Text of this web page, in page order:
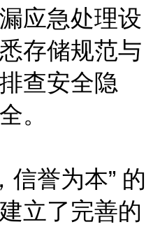
应急处理设
存储规范与
查安全隐
。
信誉为本” 的
立了完善的